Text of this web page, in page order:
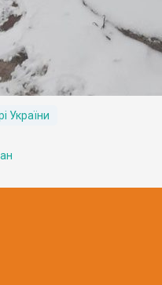
України